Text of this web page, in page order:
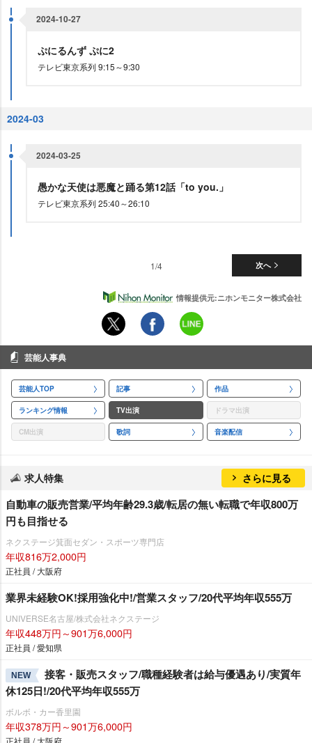
2024-10-27
ぷにるんず ぷに2
テレビ東京系列 9:15～9:30
2024-03
2024-03-25
愚かな天使は悪魔と踊る第12話「to you.」
テレビ東京系列 25:40～26:10
次へ
1/4
情報提供元:ニホンモニター株式会社
芸能人事典
芸能人TOP 記事 作品
ランキング情報 TV出演 ドラマ出演
CM出演 歌詞 音楽配信
求人特集 さらに見る
自動車の販売営業/平均年齢29.3歳/転居の無い転職で年収800万
円も目指せる
ネクステージ箕面セダン・スポーツ専門店
年収816万2,000円
正社員 / 大阪府
業界未経験OK!採用強化中!/営業スタッフ/20代平均年収555万
UNIVERSE名古屋/株式会社ネクステージ
年収448万円～901万6,000円
正社員 / 愛知県
NEW
接客・販売スタッフ/職種経験者は給与優遇あり/実質年
休125日!/20代平均年収555万
ボルボ・カー香里園
年収378万円～901万6,000円
正社員 / 大阪府